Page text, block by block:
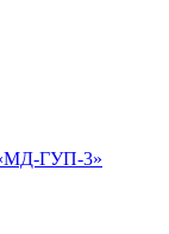
«МД-ГУП-3»